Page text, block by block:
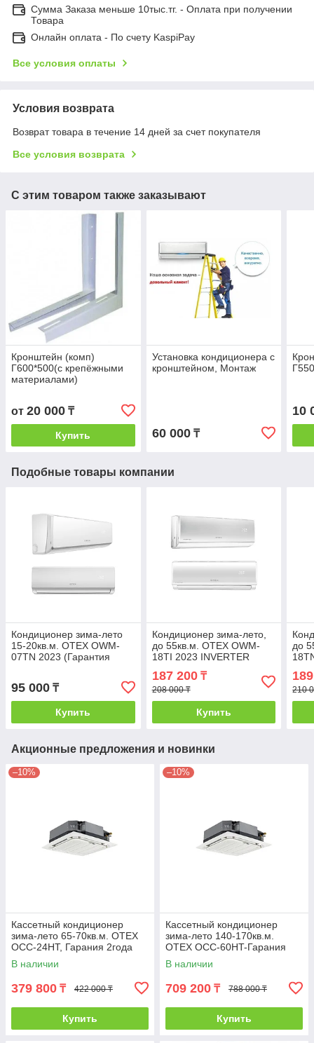
Сумма Заказа меньше 10тыс.тг. - Оплата при получении
Товара
Онлайн оплата - По счету KaspiPay
Все условия оплаты
Условия возврата
Возврат товара в течение 14 дней за счет покупателя
Все условия возврата
С этим товаром также заказывают
Кронштейн (комп)
Г600*500(с крепёжными
материалами)
от 20 000 ₸
Купить
Установка кондиционера с
кронштейном, Монтаж
60 000₸
10
Подобные товары компании
Кондиционер зима-лето
15-20кв.м. OTEX OWM-
07TN 2023 (Гарантия
95 000 ₸
Купить
Кондиционер зима-лето,
до 55кв.м. OTEX OWM-
18TI 2023 INVERTER
инсталляцией
187 200₸
208 000 ₸
Купить
до
210
Акционные предложения и новинки
–10%
Кассетный кондиционер
зима-лето 65-70кв.м. OTEX
OCC-24HT, Гарания 2года
В наличии
379 800 ₸ 422 000 ₸
Купить
–10%
Кассетный кондиционер
зима-лето 140-170кв.м.
OTEX OCC-60HT-Гарания
2года
В наличии
709 200 ₸ 788 000 ₸
Купить